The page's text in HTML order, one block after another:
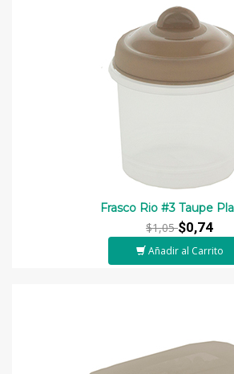
Frasco Rio #3 Taupe
$1,05$0,74
Añadir al Carrito